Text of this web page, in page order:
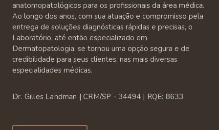
anatomopatológicos para os profissionais da área médica.
Ao longo dos anos, com sua atuação e compromisso pela
entrega de soluções diagnósticas rápidas e precisas, o
Laboratório, até então especializado em
Dermatopatologia, se tornou uma opção segura e de
credibilidade para seus clientes; nas mais diversas
especialidades médicas.
Dr. Gilles Landman | CRM/SP - 34494 | RQE: 8633